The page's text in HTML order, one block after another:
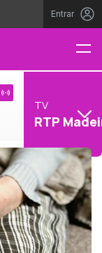
Entrar
TV
RTP